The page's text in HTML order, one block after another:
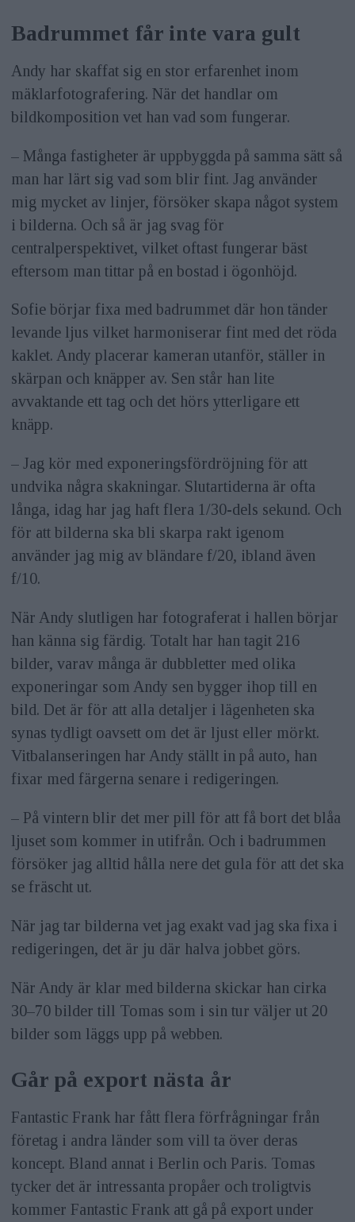
Badrummet får inte vara gult
Andy har skaffat sig en stor erfarenhet inom
mäklarfotografering. När det handlar om
bildkomposition vet han vad som fungerar.
– Många fastigheter är uppbyggda på samma sätt så
man har lärt sig vad som blir fint. Jag använder
mig mycket av linjer, försöker skapa något system
i bilderna. Och så är jag svag för
centralperspektivet, vilket oftast fungerar bäst
eftersom man tittar på en bostad i ögonhöjd.
Sofie börjar fixa med badrummet där hon tänder
levande ljus vilket harmoniserar fint med det röda
kaklet. Andy placerar kameran utanför, ställer in
skärpan och knäpper av. Sen står han lite
avvaktande ett tag och det hörs ytterligare ett
knäpp.
– Jag kör med exponeringsfördröjning för att
undvika några skakningar. Slutartiderna är ofta
långa, idag har jag haft flera 1/30-dels sekund. Och
för att bilderna ska bli skarpa rakt igenom
använder jag mig av bländare f/20, ibland även
f/10.
När Andy slutligen har fotograferat i hallen börjar
han känna sig färdig. Totalt har han tagit 216
bilder, varav många är dubbletter med olika
exponeringar som Andy sen bygger ihop till en
bild. Det är för att alla detaljer i lägenheten ska
synas tydligt oavsett om det är ljust eller mörkt.
Vitbalanseringen har Andy ställt in på auto, han
fixar med färgerna senare i redigeringen.
– På vintern blir det mer pill för att få bort det blåa
ljuset som kommer in utifrån. Och i badrummen
försöker jag alltid hålla nere det gula för att det ska
se fräscht ut.
När jag tar bilderna vet jag exakt vad jag ska fixa i
redigeringen, det är ju där halva jobbet görs.
När Andy är klar med bilderna skickar han cirka
30–70 bilder till Tomas som i sin tur väljer ut 20
bilder som läggs upp på webben.
Går på export nästa år
Fantastic Frank har fått flera förfrågningar från
företag i andra länder som vill ta över deras
koncept. Bland annat i Berlin och Paris. Tomas
tycker det är intressanta propåer och troligtvis
kommer Fantastic Frank att gå på export under